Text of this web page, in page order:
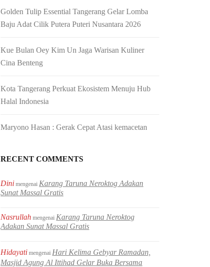
Golden Tulip Essential Tangerang Gelar Lomba
Baju Adat Cilik Putera Puteri Nusantara 2026
Kue Bulan Oey Kim Un Jaga Warisan Kuliner
Cina Benteng
Kota Tangerang Perkuat Ekosistem Menuju Hub
Halal Indonesia
Maryono Hasan : Gerak Cepat Atasi kemacetan
RECENT COMMENTS
Dini mengenaiKarang Taruna Neroktog Adakan
Sunat Massal Gratis
Nasrullah mengenaiKarang Taruna Neroktog
Adakan Sunat Massal Gratis
Hidayati mengenaiHari Kelima Gebyar Ramadan,
Masjid Agung Al Ittihad Gelar Buka Bersama